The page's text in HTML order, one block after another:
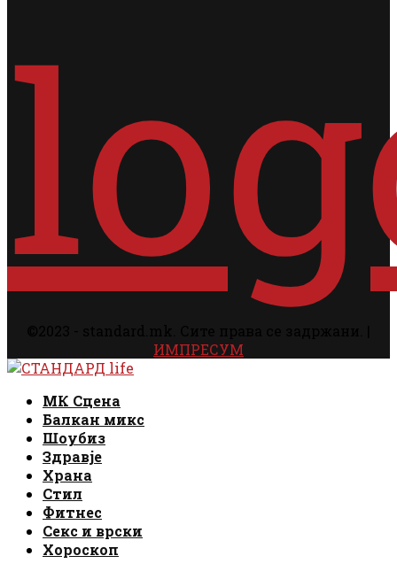
ИМПРЕСУМ
Facebook
Instagram
Email
Rss
МК Сцена
Балкан микс
Шоубиз
Здравје
Храна
Стил
Фитнес
Секс и врски
Хороскоп